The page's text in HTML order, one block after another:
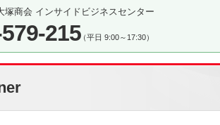
塚商会 インサイドビジネスセンター
215（平日 9:00～17:30）